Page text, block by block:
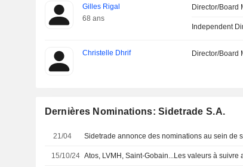
Gilles Rigal
68 ans
Director/Board
Independent
Christelle Dhrif Director/Board
Dernières Nominations: Sidetrade S.A.
21/04 Sidetrade annonce des nominations au sein de
15/10/24 Atos, LVMH, Saint-Gobain...Les valeurs à suivre